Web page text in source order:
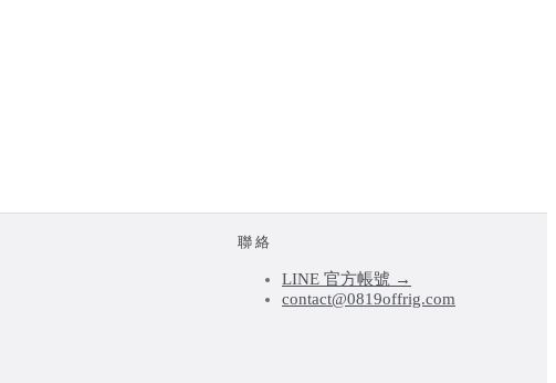
聯絡
LINE 官方帳號 →
contact@0819offrig.com